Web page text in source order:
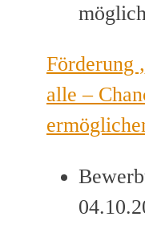
Förderung
alle –